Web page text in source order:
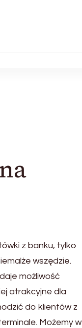
z banku, tylko
wszędzie.
możliwość
atrakcyjne dla
do klientów z
Możemy w